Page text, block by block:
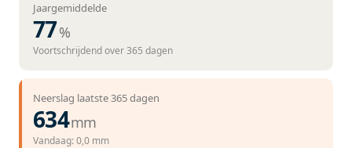
Jaargemiddelde
77%
Voortschrijdend over 365 dagen
Neerslag laatste 365 dagen
634mm
Vandaag: 0,0 mm